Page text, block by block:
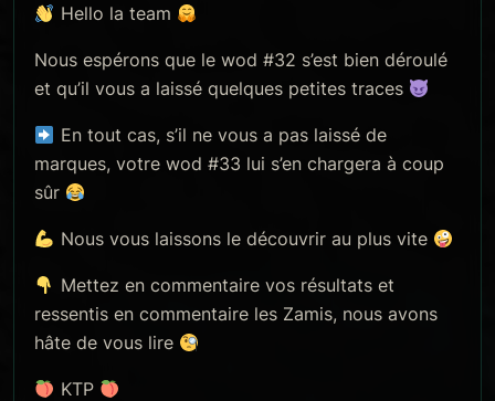
Hello la team
Nous espérons que le wod #32 s’est bien déroulé
et qu’il vous a laissé quelques petites traces
En tout cas, s’il ne vous a pas laissé de
marques, votre wod #33 lui s’en chargera à coup
sûr
Nous vous laissons le découvrir au plus vite
Mettez en commentaire vos résultats et
ressentis en commentaire les Zamis, nous avons
hâte de vous lire
KTP